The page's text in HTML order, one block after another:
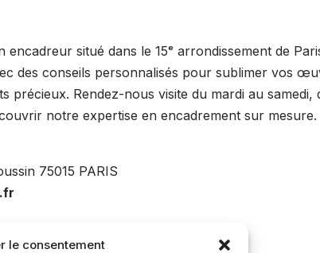
le consentement
encadreur situé dans le 15ᵉ arrondissement de
des conseils personnalisés pour sublimer vos
précieux. Rendez-nous visite du mardi au samedi,
notre expertise en encadrement sur mesure.
75015 PARIS